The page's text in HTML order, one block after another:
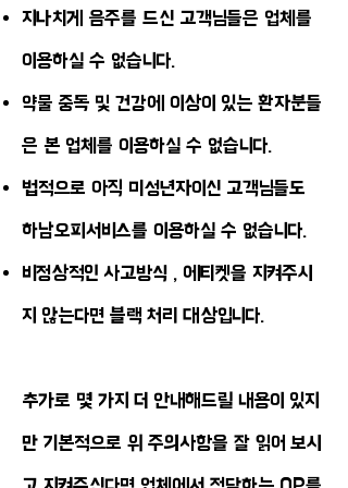
지나치게 음주를 드신 고객님들은 업체를
이용하실 수 없습니다.
약물 중독 및 건강에 이상이 있는 환자분들
은 본 업체를 이용하실 수 없습니다.
법적으로 아직 미성년자이신 고객님들도
하남오피서비스를 이용하실 수 없습니다.
비정상적인 사고방식 , 에티켓을 지켜주시
지 않는다면 블랙 처리 대상입니다.
​추가로 몇 가지 더 안내해드릴 내용이 있지
만 기본적으로 위 주의사항을 잘 읽어 보시